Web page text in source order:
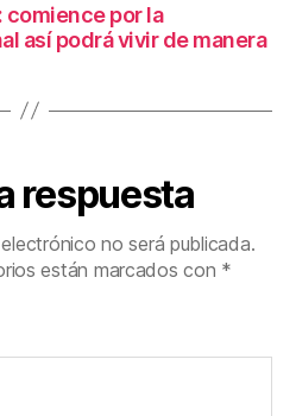
comience por la
así podrá vivir de manera
respuesta
no será publicada.
están marcados con *